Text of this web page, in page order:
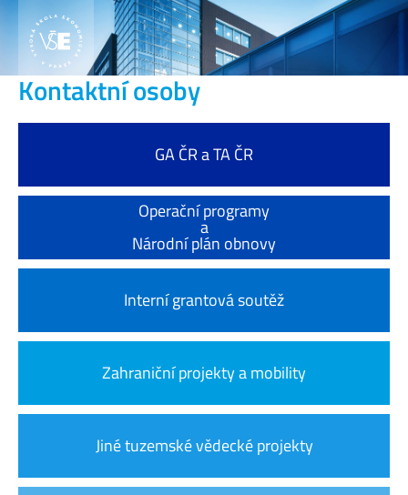
Kontaktní osoby
GA ČR a TA ČR
Operační programy
a
Národní plán obnovy
Interní grantová soutěž
Zahraniční projekty a mobility
Jiné tuzemské vědecké projekty